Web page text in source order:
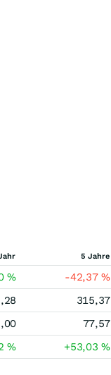
5 Jahre
% -42,37%
315,37
77,57
% +53,03%